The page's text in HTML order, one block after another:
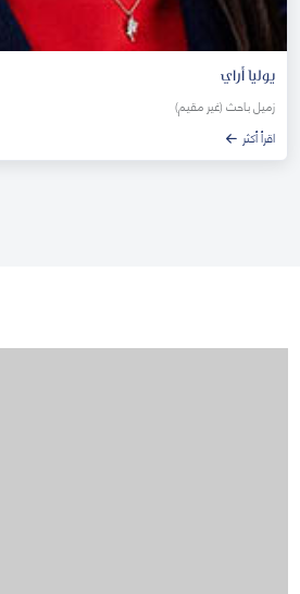
يوليا أراي
زميل باحث (غير مقيم)
اقرأ أكثر